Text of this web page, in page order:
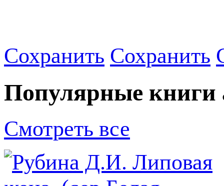
Сохранить Сохранить
Популярные книги
Смотреть все